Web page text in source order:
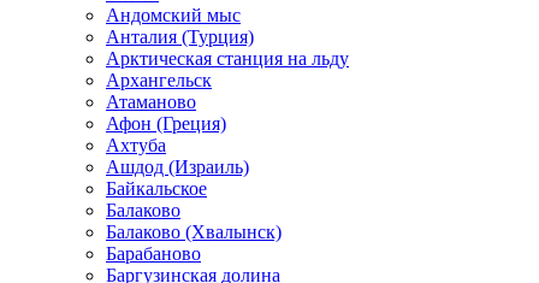
Андомский мыс
Анталия (Турция)
Арктическая станция на льду
Архангельск
Атаманово
Афон (Греция)
Ахтуба
Ашдод (Израиль)
Байкальское
Балаково
Балаково (Хвалынск)
Барабаново
Баргузинская долина